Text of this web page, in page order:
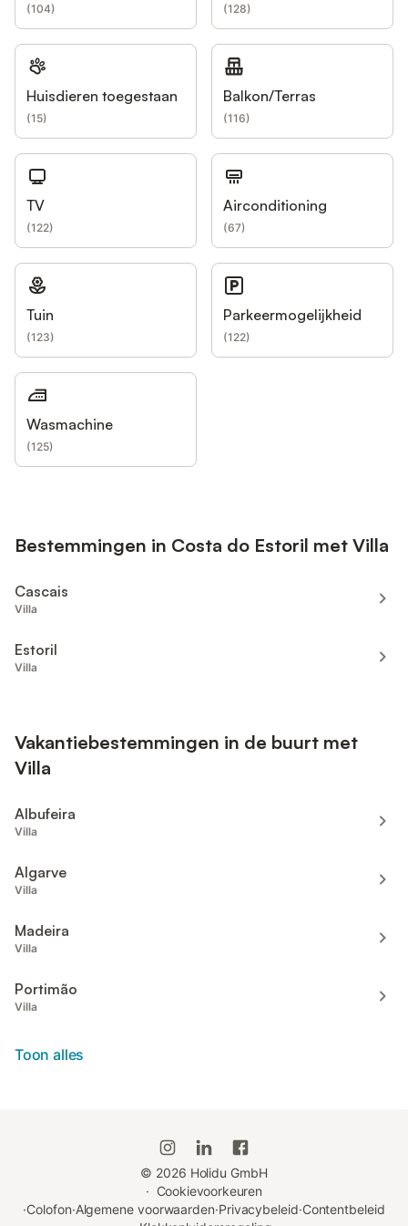
(104) (128)
Huisdieren toegestaan
(15)
Balkon/Terras
(116)
TV
(122)
Airconditioning
(67)
Tuin
(123)
Parkeermogelijkheid
(122)
Wasmachine
(125)
Bestemmingen in Costa do Estoril met Villa
Cascais
Villa
Estoril
Villa
Vakantiebestemmingen in de buurt met
Villa
Albufeira
Villa
Algarve
Villa
Madeira
Villa
Portimão
Villa
Toon alles
© 2026 Holidu GmbH
· Cookievoorkeuren
·Colofon·Algemene voorwaarden·Privacybeleid·Contentbeleid